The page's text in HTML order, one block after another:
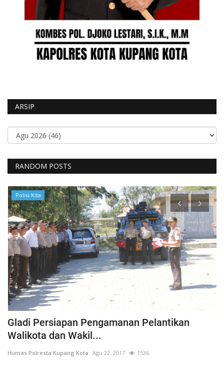
ARSIP
RANDOM POSTS
Polisi Kita
Gladi Persiapan Pengamanan Pelantikan
Walikota dan Wakil...
Humas Polresta Kupang Kota Agu 22, 2017 1536